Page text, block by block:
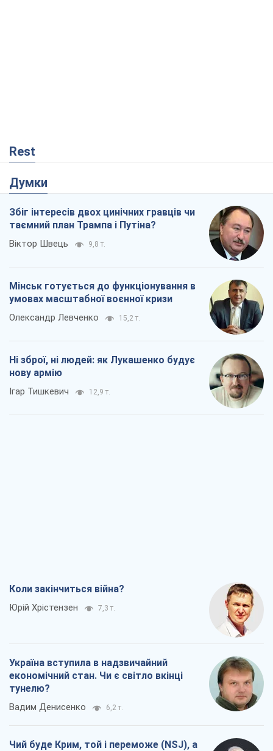
Rest
Думки
Збіг інтересів двох цинічних гравців чи
таємний план Трампа і Путіна?
Віктор Швець 9,8 т.
Мінськ готується до функціонування в
умовах масштабної воєнної кризи
Олександр Левченко 15,2 т.
Ні зброї, ні людей: як Лукашенко будує
нову армію
Ігар Тишкевич 12,9 т.
Коли закінчиться війна?
Юрій Хрістензен 7,3 т.
Україна вступила в надзвичайний
економічний стан. Чи є світло вкінці
тунелю?
Вадим Денисенко 6,2 т.
Чий буде Крим, той і переможе (NSJ), а